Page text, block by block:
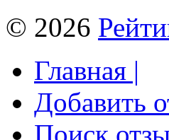
© 2026
Главная |
Добавить
Поиск